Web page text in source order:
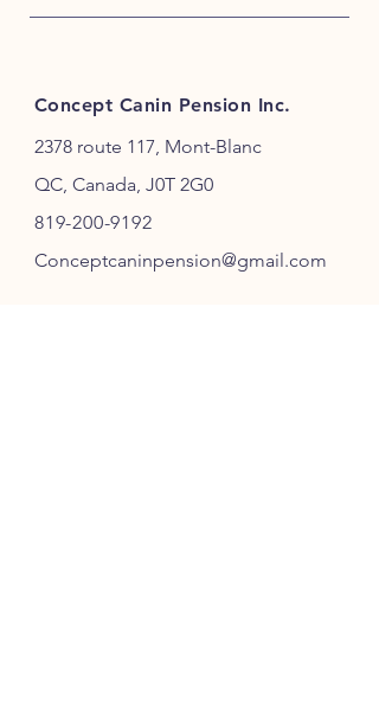
Concept Canin Pension Inc.
2378 route 117, Mont-Blanc
QC, Canada, J0T 2G0
819-200-9192
Conceptcaninpension@gmail.com